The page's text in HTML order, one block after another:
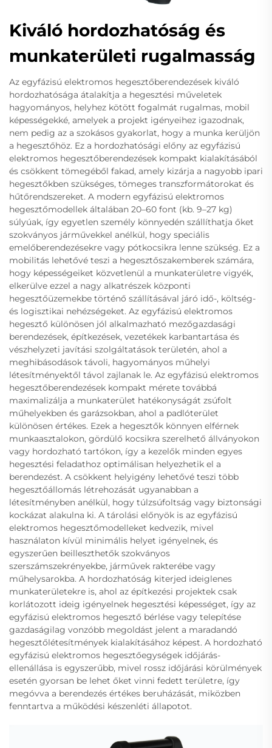
Kiváló hordozhatóság és
munkaterületi rugalmasság
Az egyfázisú elektromos hegesztőberendezések kiváló
hordozhatósága átalakítja a hegesztési műveletek
hagyományos, helyhez kötött fogalmát rugalmas, mobil
képességekké, amelyek a projekt igényeihez igazodnak,
nem pedig az a szokásos gyakorlat, hogy a munka kerüljön
a hegesztőhöz. Ez a hordozhatósági előny az egyfázisú
elektromos hegesztőberendezések kompakt kialakításából
és csökkent tömegéből fakad, amely kizárja a nagyobb ipari
hegesztőkben szükséges, tömeges transzformátorokat és
hűtőrendszereket. A modern egyfázisú elektromos
hegesztőmodellek általában 20–60 font (kb. 9–27 kg)
súlyúak, így egyetlen személy könnyedén szállíthatja őket
szokványos járművekkel anélkül, hogy speciális
emelőberendezésekre vagy pótkocsikra lenne szükség. Ez a
mobilitás lehetővé teszi a hegesztőszakemberek számára,
hogy képességeiket közvetlenül a munkaterületre vigyék,
elkerülve ezzel a nagy alkatrészek központi
hegesztőüzemekbe történő szállításával járó idő-, költség-
és logisztikai nehézségeket. Az egyfázisú elektromos
hegesztő különösen jól alkalmazható mezőgazdasági
berendezések, építkezések, vezetékek karbantartása és
vészhelyzeti javítási szolgáltatások területén, ahol a
meghibásodások távoli, hagyományos műhelyi
létesítményektől távol zajlanak le. Az egyfázisú elektromos
hegesztőberendezések kompakt mérete továbbá
maximalizálja a munkaterület hatékonyságát zsúfolt
műhelyekben és garázsokban, ahol a padlóterület
különösen értékes. Ezek a hegesztők könnyen elférnek
munkaasztalokon, gördülő kocsikra szerelhető állványokon
vagy hordozható tartókon, így a kezelők minden egyes
hegesztési feladathoz optimálisan helyezhetik el a
berendezést. A csökkent helyigény lehetővé teszi több
hegesztőállomás létrehozását ugyanabban a
létesítményben anélkül, hogy túlzsúfoltság vagy biztonsági
kockázat alakulna ki. A tárolási előnyök is az egyfázisú
elektromos hegesztőmodelleket kedvezik, mivel
használaton kívül minimális helyet igényelnek, és
egyszerűen beilleszthetők szokványos
szerszámszekrényekbe, járművek rakterébe vagy
műhelysarokba. A hordozhatóság kiterjed ideiglenes
munkaterületekre is, ahol az építkezési projektek csak
korlátozott ideig igényelnek hegesztési képességet, így az
egyfázisú elektromos hegesztő bérlése vagy telepítése
gazdaságilag vonzóbb megoldást jelent a maradandó
hegesztőlétesítmények kialakításához képest. A hordozható
egyfázisú elektromos hegesztőegységek időjárás-
ellenállása is egyszerűbb, mivel rossz időjárási körülmények
esetén gyorsan be lehet őket vinni fedett területre, így
megóvva a berendezés értékes beruházását, miközben
fenntartva a működési készenléti állapotot.